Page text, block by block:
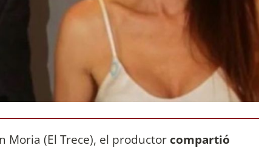
Moria (El Trece), el productor compartió